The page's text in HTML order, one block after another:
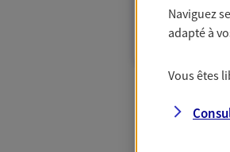
Naviguez
adapté à
Vous êtes